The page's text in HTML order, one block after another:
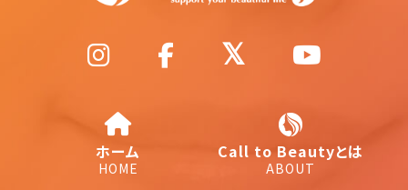
ホーム
HOME
Call to Beautyとは
ABOUT